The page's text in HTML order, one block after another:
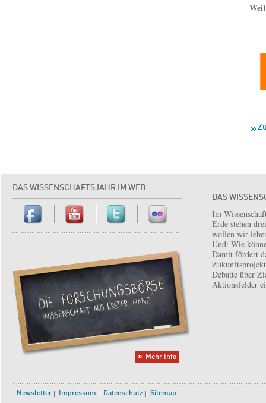
DAS WISSENSCHAFTSJAHR IM WEB
Mehr Info
DAS
Im
Erde stehen
wollen wir
Und: Wie
Damit fördert
Debatte über
Aktionsfelder
Newsletter Impressum Datenschutz Sitemap